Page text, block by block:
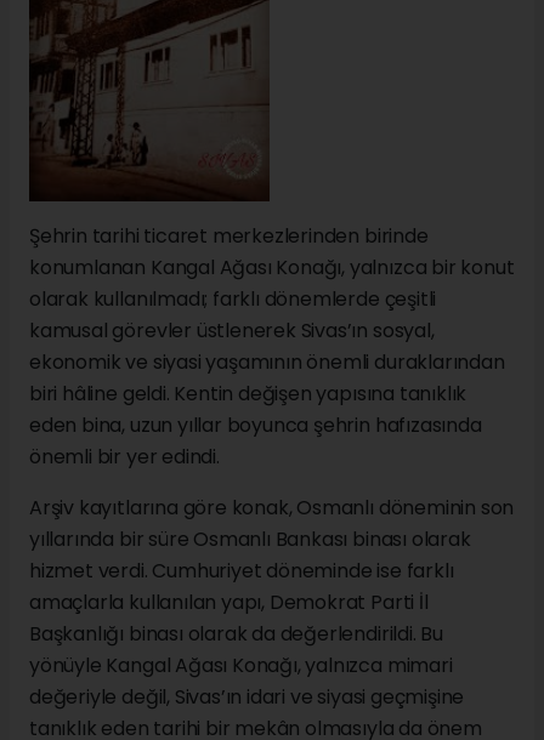
Şehrin tarihi ticaret merkezlerinden birinde
konumlanan Kangal Ağası Konağı, yalnızca bir konut
olarak kullanılmadı; farklı dönemlerde çeşitli
kamusal görevler üstlenerek Sivas’ın sosyal,
ekonomik ve siyasi yaşamının önemli duraklarından
biri hâline geldi. Kentin değişen yapısına tanıklık
eden bina, uzun yıllar boyunca şehrin hafızasında
önemli bir yer edindi.
Arşiv kayıtlarına göre konak, Osmanlı döneminin son
yıllarında bir süre Osmanlı Bankası binası olarak
hizmet verdi. Cumhuriyet döneminde ise farklı
amaçlarla kullanılan yapı, Demokrat Parti İl
Başkanlığı binası olarak da değerlendirildi. Bu
yönüyle Kangal Ağası Konağı, yalnızca mimari
değeriyle değil, Sivas’ın idari ve siyasi geçmişine
tanıklık eden tarihi bir mekân olmasıyla da önem